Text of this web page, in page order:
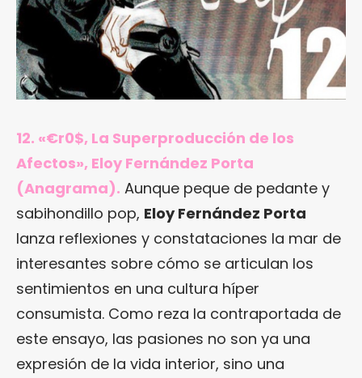
12. «€r0$, La Superproducción de los
Afectos», Eloy Fernández Porta
(Anagrama). Aunque peque de pedante y
sabihondillo pop, Eloy Fernández Porta
lanza reflexiones y constataciones la mar de
interesantes sobre cómo se articulan los
sentimientos en una cultura híper
consumista. Como reza la contraportada de
este ensayo, las pasiones no son ya una
expresión de la vida interior, sino una